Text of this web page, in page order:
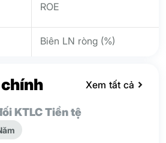
ROE
Biên LN ròng (%)
Xem tất cả
KTLC Tiền tệ